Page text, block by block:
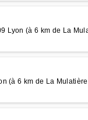
Lyon (à 6 km de La
(à 6 km de La